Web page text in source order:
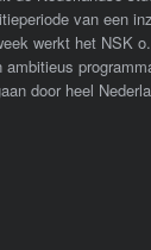
van een
werkt het NSK
ambitieus
door heel